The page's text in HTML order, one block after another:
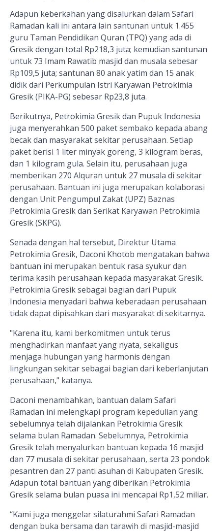
Adapun keberkahan yang disalurkan dalam Safari
Ramadan kali ini antara lain santunan untuk 1.455
guru Taman Pendidikan Quran (TPQ) yang ada di
Gresik dengan total Rp218,3 juta; kemudian santunan
untuk 73 Imam Rawatib masjid dan musala sebesar
Rp109,5 juta; santunan 80 anak yatim dan 15 anak
didik dari Perkumpulan Istri Karyawan Petrokimia
Gresik (PIKA-PG) sebesar Rp23,8 juta.
Berikutnya, Petrokimia Gresik dan Pupuk Indonesia
juga menyerahkan 500 paket sembako kepada abang
becak dan masyarakat sekitar perusahaan. Setiap
paket berisi 1 liter minyak goreng, 3 kilogram beras,
dan 1 kilogram gula. Selain itu, perusahaan juga
memberikan 270 Alquran untuk 27 musala di sekitar
perusahaan. Bantuan ini juga merupakan kolaborasi
dengan Unit Pengumpul Zakat (UPZ) Baznas
Petrokimia Gresik dan Serikat Karyawan Petrokimia
Gresik (SKPG).
Senada dengan hal tersebut, Direktur Utama
Petrokimia Gresik, Daconi Khotob mengatakan bahwa
bantuan ini merupakan bentuk rasa syukur dan
terima kasih perusahaan kepada masyarakat Gresik.
Petrokimia Gresik sebagai bagian dari Pupuk
Indonesia menyadari bahwa keberadaan perusahaan
tidak dapat dipisahkan dari masyarakat di sekitarnya.
"Karena itu, kami berkomitmen untuk terus
menghadirkan manfaat yang nyata, sekaligus
menjaga hubungan yang harmonis dengan
lingkungan sekitar sebagai bagian dari keberlanjutan
perusahaan," katanya.
Daconi menambahkan, bantuan dalam Safari
Ramadan ini melengkapi program kepedulian yang
sebelumnya telah dijalankan Petrokimia Gresik
selama bulan Ramadan. Sebelumnya, Petrokimia
Gresik telah menyalurkan bantuan kepada 16 masjid
dan 77 musala di sekitar perusahaan, serta 23 pondok
pesantren dan 27 panti asuhan di Kabupaten Gresik.
Adapun total bantuan yang diberikan Petrokimia
Gresik selama bulan puasa ini mencapai Rp1,52 miliar.
“Kami juga menggelar silaturahmi Safari Ramadan
dengan buka bersama dan tarawih di masjid-masjid